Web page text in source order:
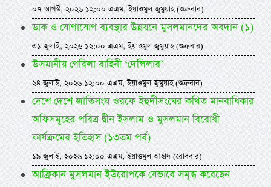
০৭ আগস্ট, ২০২৬ ১২:০০ এএম, ইয়াওমুল জুমুয়াহ (শুক্রবার)
ডাক ও যোগাযোগ ব্যবস্থার উন্নয়নে মুসলমানদের অবদান (১)
৩১ জুলাই, ২০২৬ ১২:০০ এএম, ইয়াওমুল জুমুয়াহ (শুক্রবার)
উসমানীয় গেরিলা বাহিনী ‘দেলিলার’
২৪ জুলাই, ২০২৬ ১২:০০ এএম, ইয়াওমুল জুমুয়াহ (শুক্রবার)
দেশে দেশে জাতিসংঘ ওরফে ইহুদীসংঘের কথিত মানবাধিকার
অফিসমূহের পবিত্র দ্বীন ইসলাম ও মুসলমান বিরোধী
কার্যক্রমের ইতিহাস (১৩তম পর্ব)
১৯ জুলাই, ২০২৬ ১২:০০ এএম, ইয়াওমুল আহাদ (রোববার)
আফ্রিকান মুসলমান ইউরোপকে যেভাবে সমৃদ্ধ করেছেন